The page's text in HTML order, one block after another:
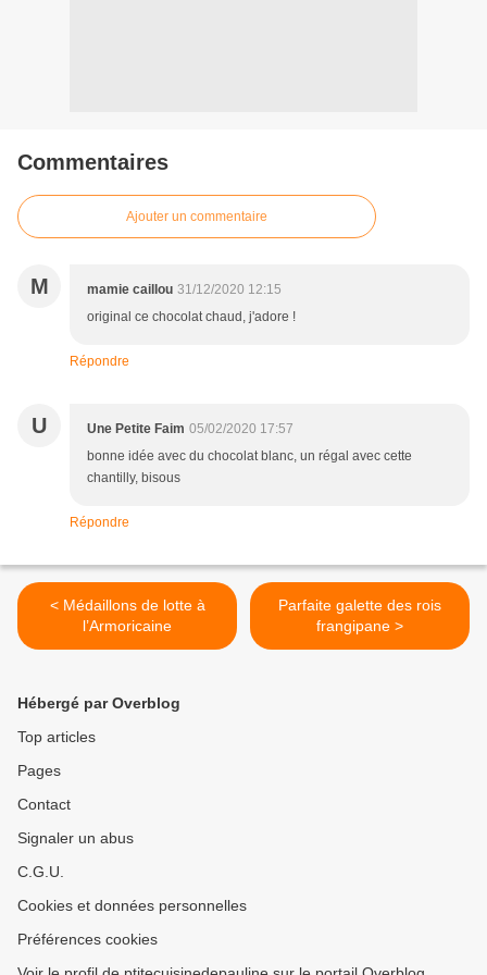
Commentaires
Ajouter un commentaire
M mamie caillou 31/12/2020 12:15
original ce chocolat chaud, j'adore !
Répondre
U Une Petite Faim 05/02/2020 17:57
bonne idée avec du chocolat blanc, un régal avec cette
chantilly, bisous
Répondre
< Médaillons de lotte à
l’Armoricaine
Parfaite galette des rois
frangipane >
Hébergé par Overblog
Top articles
Pages
Contact
Signaler un abus
C.G.U.
Cookies et données personnelles
Préférences cookies